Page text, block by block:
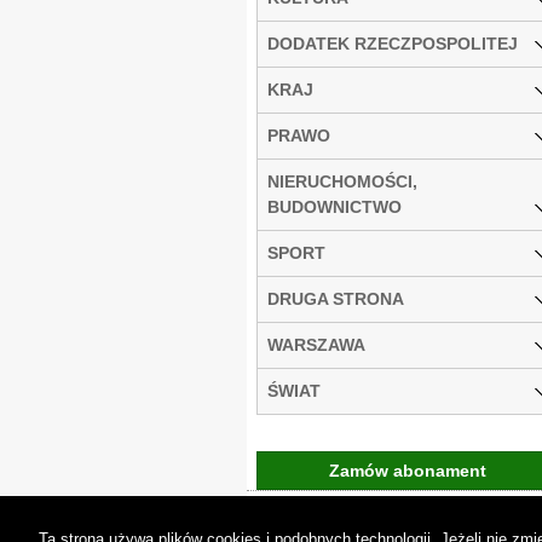
DODATEK RZECZPOSPOLITEJ
KRAJ
PRAWO
NIERUCHOMOŚCI,
BUDOWNICTWO
SPORT
DRUGA STRONA
WARSZAWA
ŚWIAT
Zamów abonament